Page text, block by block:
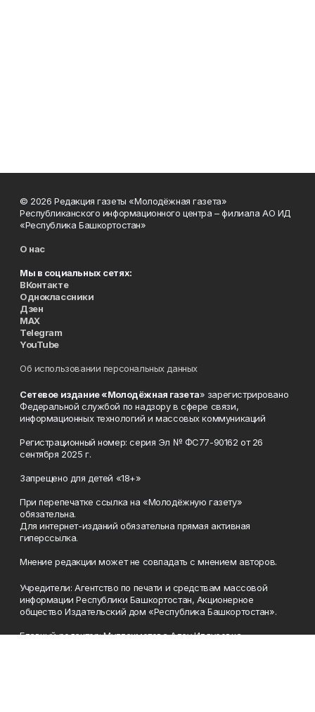
© 2026 Редакция газеты «Молодёжная газета»
Республиканского информационного центра – филиала АО ИД
«Республика Башкортостан»
О нас
Мы в социальных сетях:
ВКонтакте
Одноклассники
Дзен
MAX
Telegram
YouTube
Об использовании персональных данных
Сетевое издание «Молодёжная газета» зарегистрировано
Федеральной службой по надзору в сфере связи,
информационных технологий и массовых коммуникаций
Регистрационный номер: серия Эл № ФС77-90162 от 26
сентября 2025 г.
Запрещено для детей «18+»
При перепечатке ссылка на «Молодёжную газету»
обязательна.
Для интернет-изданий обязательна прямая активная
гиперссылка.
Мнение редакции может не совпадать с мнением авторов.
Учредители: Агентство по печати и средствам массовой
информации Республики Башкортостан, Акционерное
общество Издательский дом «Республика Башкортостан».
Главный редактор: Муллахметова Алсу Илдусовна.